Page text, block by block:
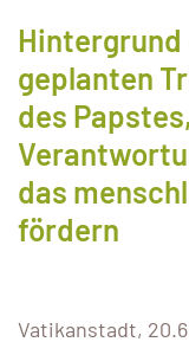
geplanten
des
das
fördern
Vatikanstadt,